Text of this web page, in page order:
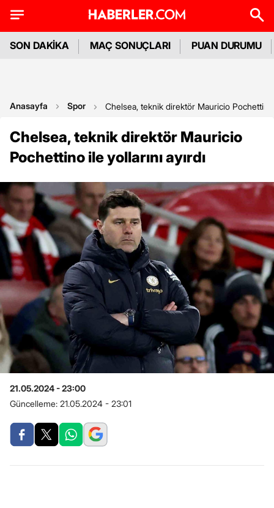
SON DAKİKA MAÇ SONUÇLARI PUAN DURUMU
Anasayfa Spor Chelsea, teknik direktör Mauricio Pochettino
Chelsea, teknik direktör Mauricio
Pochettino ile yollarını ayırdı
21.05.2024 - 23:00
Güncelleme: 21.05.2024 - 23:01